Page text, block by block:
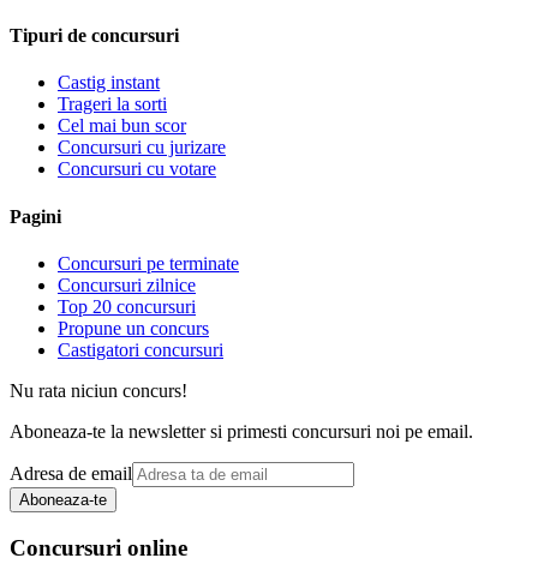
Tipuri de concursuri
Castig instant
Trageri la sorti
Cel mai bun scor
Concursuri cu jurizare
Concursuri cu votare
Pagini
Concursuri pe terminate
Concursuri zilnice
Top 20 concursuri
Propune un concurs
Castigatori concursuri
Nu rata niciun concurs!
Aboneaza-te la newsletter si primesti concursuri noi pe email.
Adresa de email
Aboneaza-te
Concursuri online